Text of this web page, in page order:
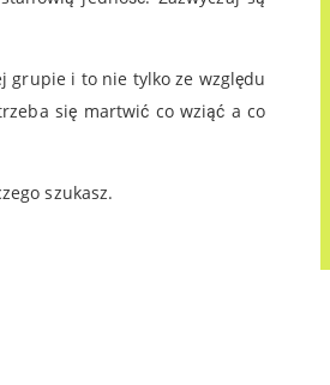
grupie i to nie tylko ze względu
się martwić co wziąć a co
szukasz.